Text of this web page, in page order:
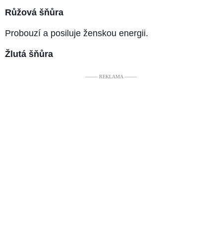
Růžová šňůra
Probouzí a posiluje ženskou energii.
Žlutá šňůra
––––– REKLAMA –––––